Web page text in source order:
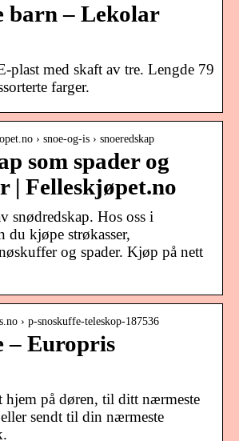
barn – Lekolar
plast med skaft av tre. Lengde 79
farger.
› snoe-og-is › snoeredskap
som spader og
| Felleskjøpet.no
snødredskap. Hos oss i
du kjøpe strøkasser,
og spader. Kjøp på nett
› p-snoskuffe-teleskop-187536
– Europris
hjem på døren, til ditt nærmeste
sendt til din nærmeste